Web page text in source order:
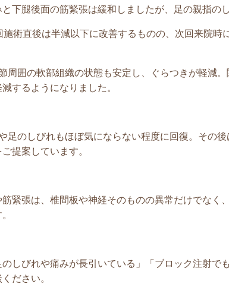
下腿後面の筋緊張は緩和しましたが、足の親指の
術直後は半減以下に改善するものの、次回来院時
周囲の軟部組織の状態も安定し、ぐらつきが軽減
するようになりました。
足のしびれもほぼ気にならない程度に回復。その
提案しています。
緊張は、椎間板や神経そのものの異常だけでなく
しびれや痛みが長引いている」「ブロック注射で
ださい。